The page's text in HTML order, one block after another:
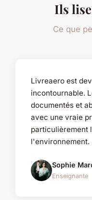
Ils
Ce que
Livreaero est
incontournable.
documentés et
avec une vraie
particulièrement
l'environnement.
Sophie
Enseignante